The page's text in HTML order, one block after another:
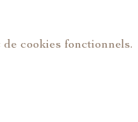
cookies fonctionnels.